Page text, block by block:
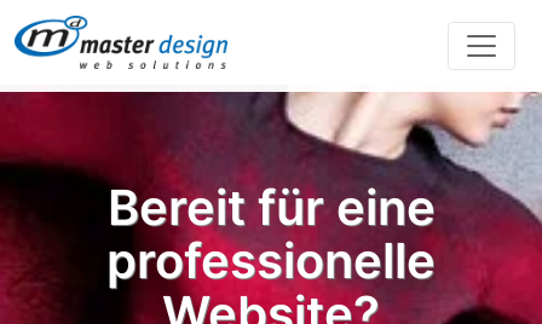
Direkt zur Hauptnavigation springen
Direkt zum Inhalt springen
Bereit für eine
professionelle